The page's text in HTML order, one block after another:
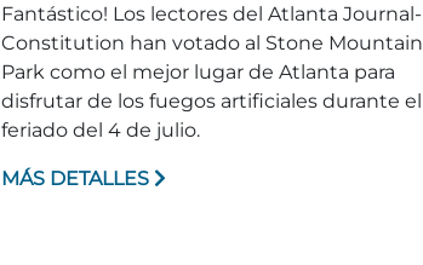
Fantástico! Los lectores del Atlanta Journal-
Constitution han votado al Stone Mountain
Park como el mejor lugar de Atlanta para
disfrutar de los fuegos artificiales durante el
feriado del 4 de julio.
MÁS DETALLES